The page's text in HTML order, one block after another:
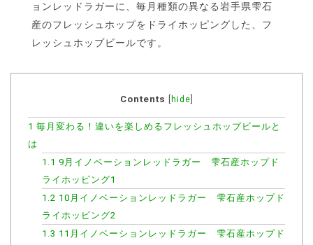
ョンレッドラガーに、毎月種類の異なる岩手県雫石
産のフレッシュホップをドライホッピングした、フ
レッシュホップビールです。
Contents hide
1 毎月変わる！違いを楽しめるフレッシュホップビールと
は
1.1 9月イノベーションレッドラガー 雫石産ホップド
ライホッピング1
1.2 10月イノベーションレッドラガー 雫石産ホップド
ライホッピング2
1.3 11月イノベーションレッドラガー 雫石産ホップド